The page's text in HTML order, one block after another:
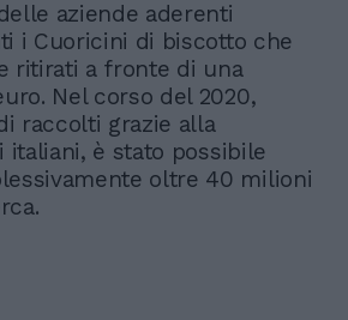
aziende aderenti
i Cuoricini di biscotto che
ritirati a fronte di una
Nel corso del 2020,
raccolti grazie alla
italiani, è stato possibile
oltre 40 milioni